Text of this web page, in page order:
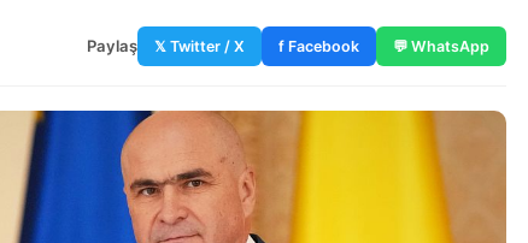
Paylaş 𝕏 Twitter / X f Facebook 💬 WhatsApp